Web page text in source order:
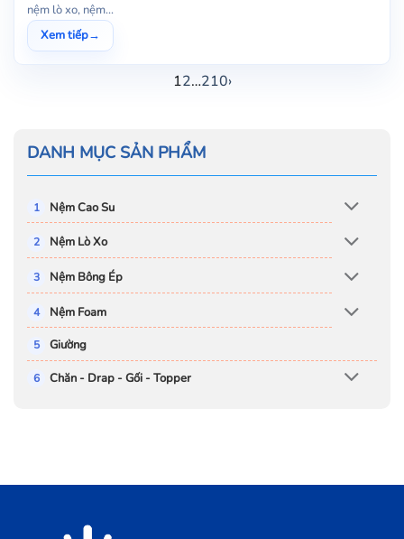
DANH MỤC SẢN PHẨM
Nệm Cao Su
Nệm Lò Xo
Nệm Bông Ép
Nệm Foam
Giường
Chăn - Drap - Gối - Topper
nệm lò xo, nệm...
Xem tiếp→
12…210›